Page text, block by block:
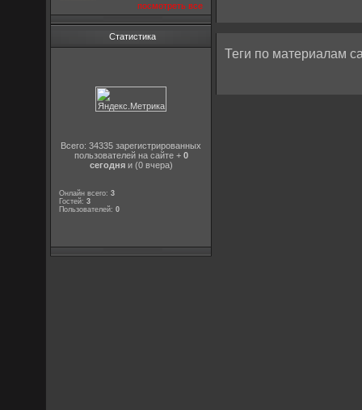
посмотреть все
Статистика
Всего: 34335 зарегистрированных
пользователей на сайте + 0
сегодняи (0 вчера)
Онлайн всего:3
Гостей:3
Пользователей:0
Теги по материалам